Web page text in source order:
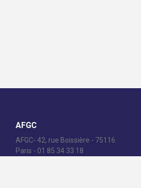
AFGC
AFGC- 42, rue Boissière - 75116
Paris - 01 85 34 33 18